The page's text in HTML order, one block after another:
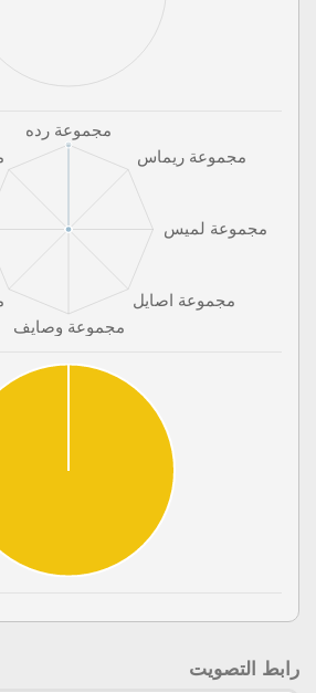
رابط التصويت